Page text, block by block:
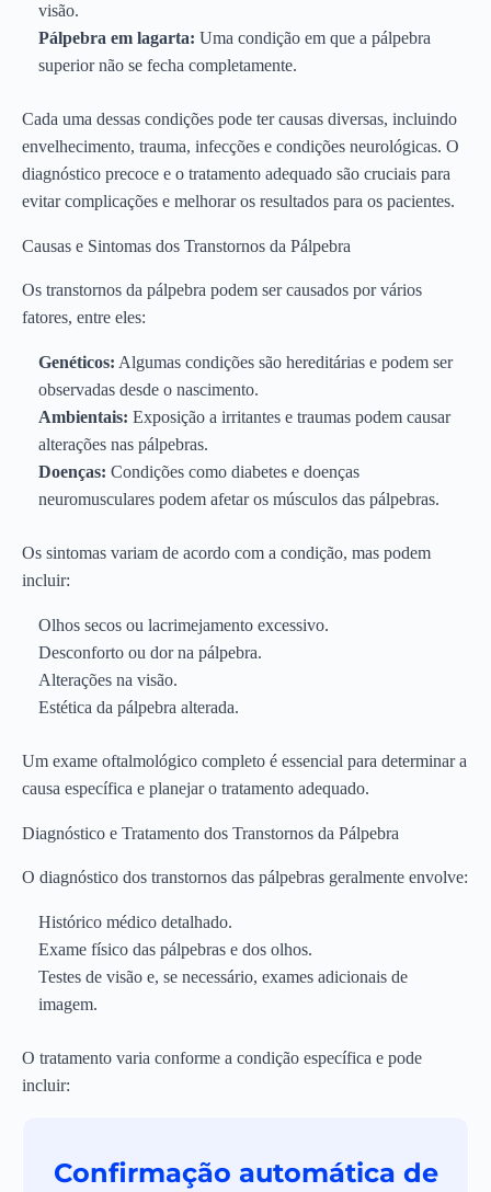
visão.
Pálpebra em lagarta: Uma condição em que a pálpebra
superior não se fecha completamente.
Cada uma dessas condições pode ter causas diversas, incluindo
envelhecimento, trauma, infecções e condições neurológicas. O
diagnóstico precoce e o tratamento adequado são cruciais para
evitar complicações e melhorar os resultados para os pacientes.
Causas e Sintomas dos Transtornos da Pálpebra
Os transtornos da pálpebra podem ser causados por vários
fatores, entre eles:
Genéticos: Algumas condições são hereditárias e podem ser
observadas desde o nascimento.
Ambientais: Exposição a irritantes e traumas podem causar
alterações nas pálpebras.
Doenças: Condições como diabetes e doenças
neuromusculares podem afetar os músculos das pálpebras.
Os sintomas variam de acordo com a condição, mas podem
incluir:
Olhos secos ou lacrimejamento excessivo.
Desconforto ou dor na pálpebra.
Alterações na visão.
Estética da pálpebra alterada.
Um exame oftalmológico completo é essencial para determinar a
causa específica e planejar o tratamento adequado.
Diagnóstico e Tratamento dos Transtornos da Pálpebra
O diagnóstico dos transtornos das pálpebras geralmente envolve:
Histórico médico detalhado.
Exame físico das pálpebras e dos olhos.
Testes de visão e, se necessário, exames adicionais de
imagem.
O tratamento varia conforme a condição específica e pode
incluir:
Confirmação automática de